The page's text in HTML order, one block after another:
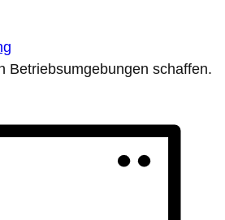
Betriebsumgebungen schaffen.